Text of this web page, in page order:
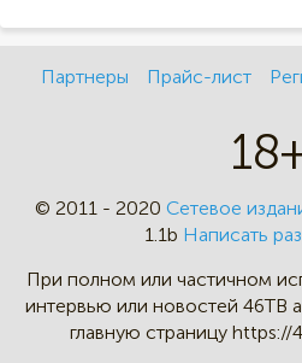
Партнеры Прайс-лист
© 2011 - 2020 Сетевое
1.1b Написать
При полном или частичном
интервью или новостей 46TB
главную страницу https://